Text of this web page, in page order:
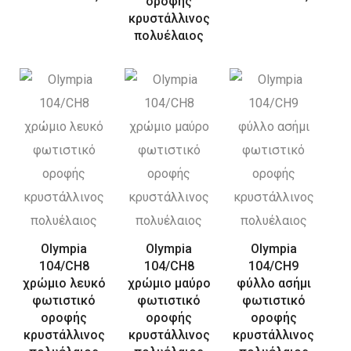
κρυστάλλινος
πολυέλαιος
Olympia
104/CH8
χρώμιο λευκό
φωτιστικό
οροφής
κρυστάλλινος
Olympia
104/CH8
χρώμιο μαύρο
φωτιστικό
οροφής
κρυστάλλινος
Olympia
104/CH9
φύλλο ασήμι
φωτιστικό
οροφής
κρυστάλλινος